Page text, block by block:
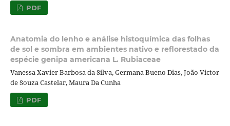
PDF
Anatomia do lenho e análise histoquímica das folhas
de sol e sombra em ambientes nativo e reflorestado da
espécie genipa americana L. Rubiaceae
Vanessa Xavier Barbosa da Silva, Germana Bueno Dias, João Victor
de Souza Castelar, Maura Da Cunha
PDF